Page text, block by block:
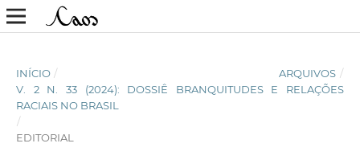
INÍCIO / ARQUIVOS /
V. 2 N. 33 (2024): DOSSIÊ BRANQUITUDES E RELAÇÕES
RACIAIS NO BRASIL
/
EDITORIAL